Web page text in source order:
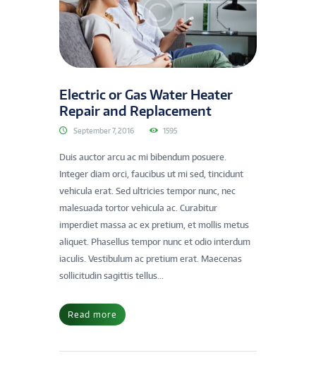
Electric or Gas Water Heater
Repair and Replacement
September 7, 2016 1595
Duis auctor arcu ac mi bibendum posuere.
Integer diam orci, faucibus ut mi sed, tincidunt
vehicula erat. Sed ultricies tempor nunc, nec
malesuada tortor vehicula ac. Curabitur
imperdiet massa ac ex pretium, et mollis metus
aliquet. Phasellus tempor nunc et odio interdum
iaculis. Vestibulum ac pretium erat. Maecenas
sollicitudin sagittis tellus...
Read more